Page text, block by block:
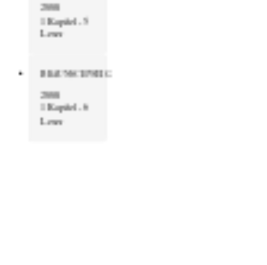
2008
1 Kapitel - 5
Leser
BRAUNSCHWEIG
2008
1 Kapitel - 6
Leser